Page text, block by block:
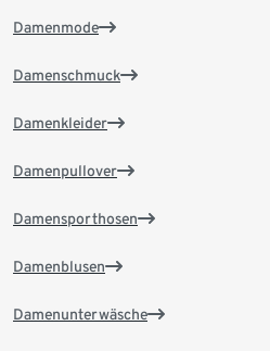
Damenmode
Damenschmuck
Damenkleider
Damenpullover
Damensporthosen
Damenblusen
Damenunterwäsche